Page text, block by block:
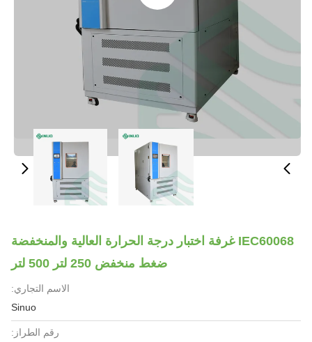
IEC60068 غرفة اختبار درجة الحرارة العالية والمنخفضة
ضغط منخفض 250 لتر 500 لتر
الاسم التجاري:
Sinuo
رقم الطراز: